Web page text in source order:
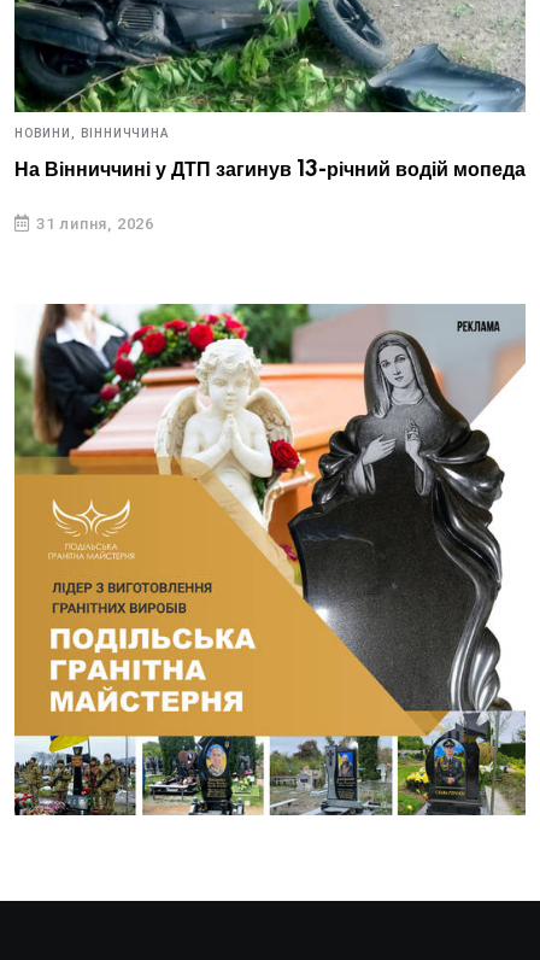
НОВИНИ, ВІННИЧЧИНА
На Вінниччині у ДТП загинув 13-річний водій мопеда
31 липня, 2026